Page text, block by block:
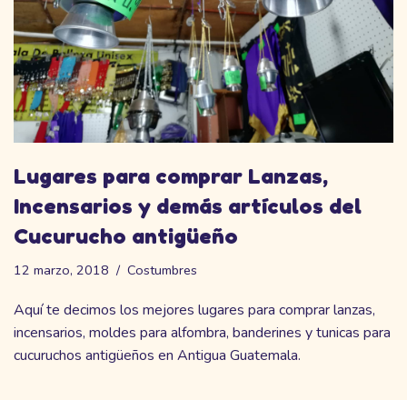
Lugares para comprar Lanzas,
Incensarios y demás artículos del
Cucurucho antigüeño
12 marzo, 2018 Costumbres
Aquí te decimos los mejores lugares para comprar lanzas,
incensarios, moldes para alfombra, banderines y tunicas para
cucuruchos antigüeños en Antigua Guatemala.